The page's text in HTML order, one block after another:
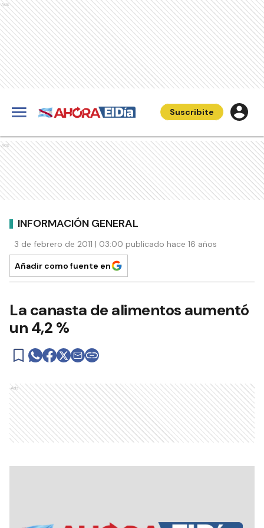
Ads
Suscribite
Ads
INFORMACIÓN GENERAL
3 de febrero de 2011 | 03:00 publicado hace 16 años
Añadir como fuente en
La canasta de alimentos aumentó
un 4,2 %
Ads